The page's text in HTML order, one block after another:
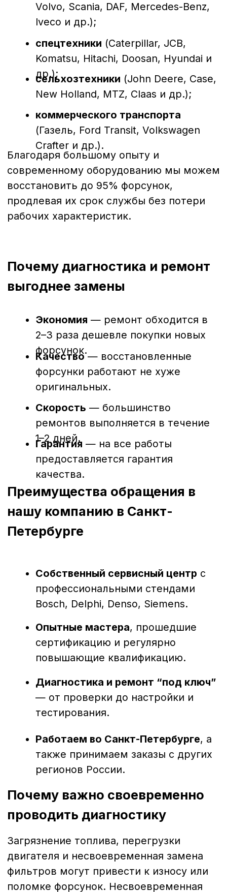
предоставляется гарантия
Преимущества обращения в
нашу компанию в Санкт-
Петербурге
Собственный сервисный центрс
профессиональными стендами
Опытные мастера
, прошедшие
сертификацию и регулярно
повышающие квалификацию.
Диагностика и ремонт “под ключ”
— от проверки до настройки и
тестирования.
Работаем во Санкт-Петербурге, а
также принимаем заказы с других
регионов России.
Загрязнение топлива, перегрузки
двигателя и несвоевременная замена
диагностика может обернуться:
повышенным расходом топлива;
потерей мощности;
нестабильной работой двигателя;
будущем.
Регулярная проверка состояния
форсунок помогает предотвратить эти
проблемы и поддерживать технику в
идеальном рабочем состоянии.
Заключение
Диагностика и ремонт форсунок в Санкт-
Петербурге — это надежный способ
продлить срок службы дизельной
техники и сохранить её мощность.
Своевременное обращение к
профессионалам позволяет избежать
Наш сервис поможет вашей технике
работать без перебоев — быстро, точно
и с гарантией качества.